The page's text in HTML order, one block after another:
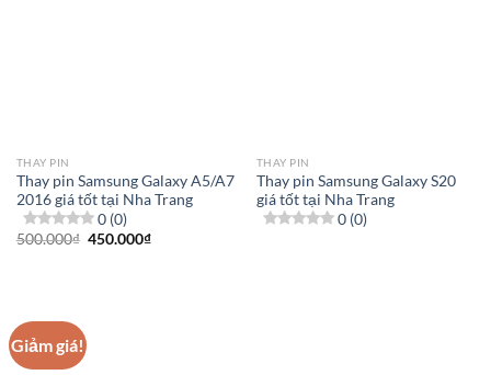
THAY PIN
Thay pin Samsung Galaxy A5/A7
2016 giá tốt tại Nha Trang
0 (0)
500.000₫ Giá
450.000₫Giá
THAY PIN
Thay pin Samsung Galaxy S20
giá tốt tại Nha Trang
0 (0)
Giảm giá!